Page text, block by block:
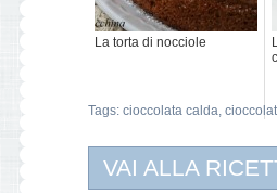
La torta di nocciole
Tags: cioccolata calda,
VAI ALLA